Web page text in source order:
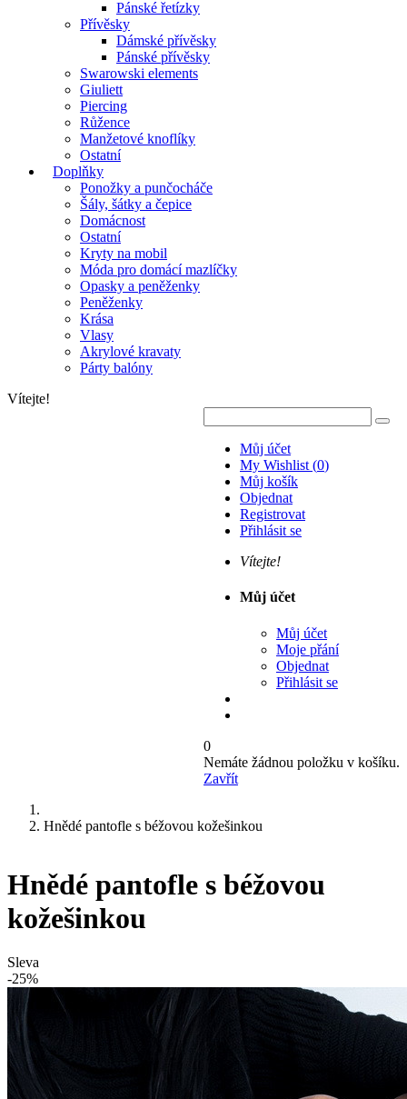
Pánské řetízky
Přívěsky
Dámské přívěsky
Pánské přívěsky
Swarowski elements
Giuliett
Piercing
Růžence
Manžetové knoflíky
Ostatní
Doplňky
Ponožky a punčocháče
Šály, šátky a čepice
Domácnost
Ostatní
Kryty na mobil
Móda pro domácí mazlíčky
Opasky a peněženky
Peněženky
Krása
Vlasy
Akrylové kravaty
Párty balóny
Vítejte!
Můj účet
My Wishlist (0)
Můj košík
Objednat
Registrovat
Přihlásit se
Vítejte!
Můj účet
Můj účet
Moje přání
Objednat
Přihlásit se
0
Nemáte žádnou položku v košíku.
Zavřít
Hnědé pantofle s béžovou kožešinkou
Hnědé pantofle s béžovou
kožešinkou
Sleva
-25%